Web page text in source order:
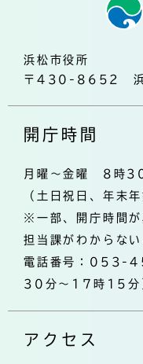
浜松市役所
〒430-8652 浜
開庁時間
月曜～金曜 8時
（土日祝日、年末
※一部、開庁時間が
担当課がわからな
電話番号：053-
30分～17時15分
アクセス